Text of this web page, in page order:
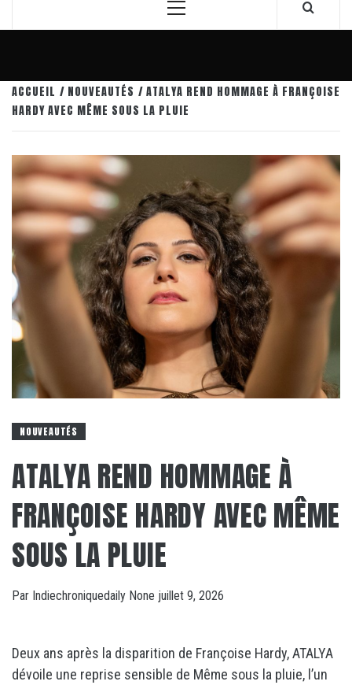
Menu
ACCUEIL NOUVEAUTÉS
ATALYA REND HOMMAGE À FRANÇOISE
HARDY AVEC MÊME SOUS LA PLUIE
NOUVEAUTÉS
ATALYA REND HOMMAGE À
FRANÇOISE HARDY AVEC MÊME
SOUS LA PLUIE
Par Indiechroniquedaily None juillet 9, 2026
Deux ans après la disparition de Françoise Hardy, ATALYA
dévoile une reprise sensible de Même sous la pluie, l’un